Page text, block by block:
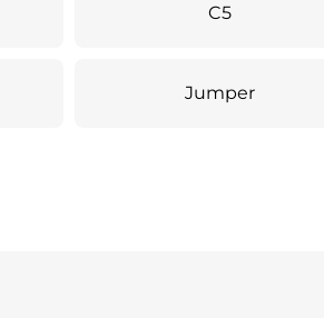
C5
Jumper